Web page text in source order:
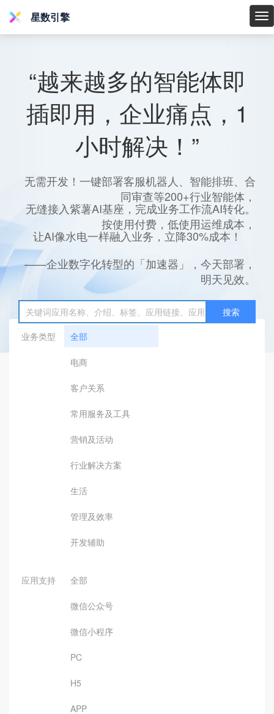
星
星数引擎
“越来越多的智能体即
插即用，企业痛点，1
小时解决！”
无需开发！一键部署客服机器人、智能排班、合
同审查等200+行业智能体，
无缝接入紫薯AI基座，完成业务工作流AI转化。
按使用付费，低使用运维成本，
让AI像水电一样融入业务，立降30%成本！
——企业数字化转型的「加速器」，今天部署，
明天见效。
搜索
业务类型
全部
电商
客户关系
常用服务及工具
营销及活动
行业解决方案
生活
管理及效率
开发辅助
应用支持 全部
微信公众号
微信小程序
PC
H5
APP